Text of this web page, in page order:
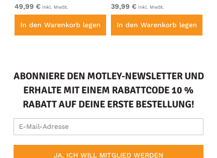
49,99 € inkl. MwSt.
In den Warenkorb legen
39,99 € inkl. MwSt.
In den Warenkorb legen
ABONNIERE DEN MOTLEY-NEWSLETTER UND
ERHALTE MIT EINEM RABATTCODE 10 %
RABATT AUF DEINE ERSTE BESTELLUNG!
JA, ICH WILL MITGLIED WERDEN